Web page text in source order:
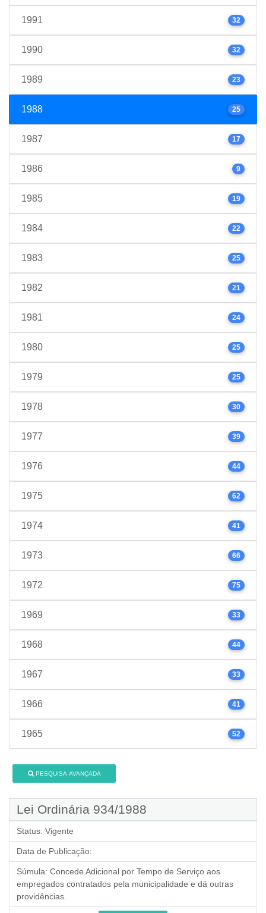
1991 32
1990 32
1989 23
1988 25
1987 17
1986 9
1985 19
1984 22
1983 25
1982 21
1981 24
1980 25
1979 25
1978 30
1977 39
1976 44
1975 62
1974 41
1973 66
1972 75
1969 33
1968 44
1967 33
1966 41
1965 52
PESQUISA AVANÇADA
Lei Ordinária 934/1988
Status: Vigente
Data de Publicação:
Súmula: Concede Adicional por Tempo de Serviço aos
empregados contratados pela municipalidade e dá outras
providências.